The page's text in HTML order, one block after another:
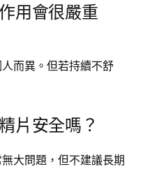
用會很嚴重
而異。但若持續不舒
片安全嗎？
大問題，但不建議長期